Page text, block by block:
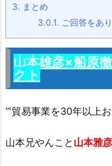
3. まとめ
3.0.1. ご回答をあ
山本雄彦×船原
クト
’’′貿易事業を30年以上
山本兄やんこと 山本雅